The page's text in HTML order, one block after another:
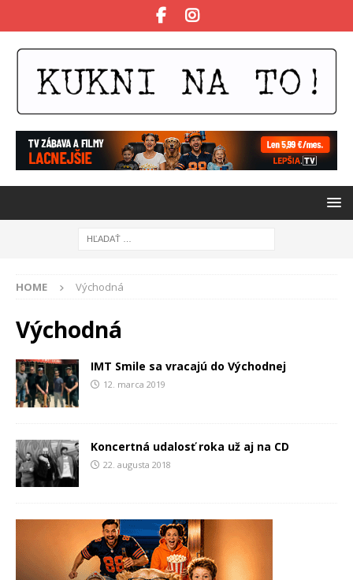
HOME Východná
Východná
IMT Smile sa vracajú do Východnej
12. marca 2019
Koncertná udalosť roka už aj na CD
22. augusta 2018